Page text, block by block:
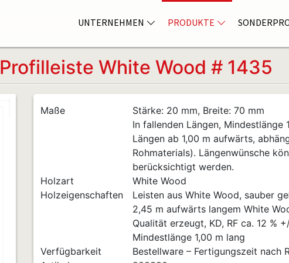
UNTERNEHMEN PRODUKTE
Profilleiste White Wood # 1435
Maße
Stärke: 20 mm, Breite: 70 mm
In fallenden Längen,
Längen ab 1,00 m aufwärts,
Rohmaterials). Längenwünsche
berücksichtigt werden.
Holzart
White Wood
Holzeigenschaften
Leisten aus White Wood, sauber
2,45 m aufwärts langem White
Qualität erzeugt, KD, RF ca. 12 %
Mindestlänge 1,00 m lang
Verfügbarkeit
Bestellware – Fertigungszeit nach